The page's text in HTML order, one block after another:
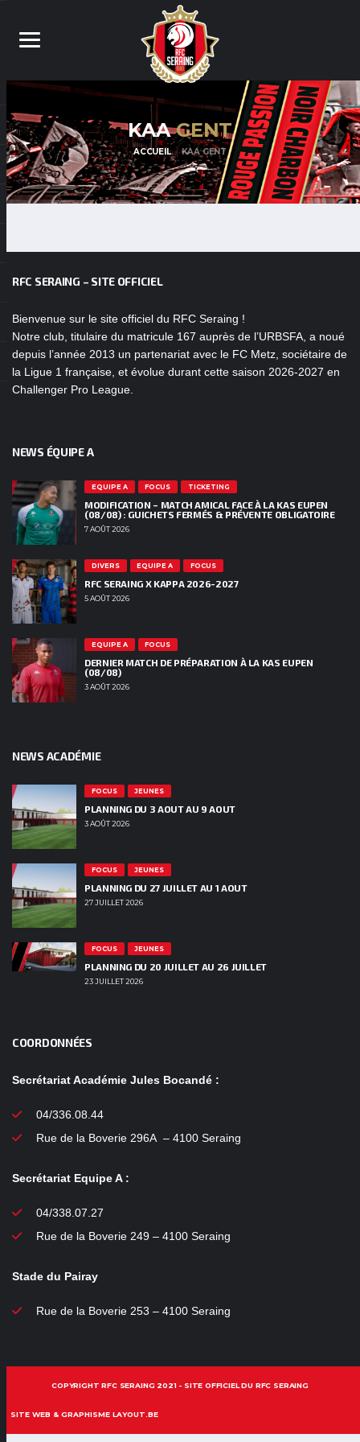
KAAGENT
ACCUEIL KAA GENT
RFC SERAING – SITE OFFICIEL
Bienvenue sur le site officiel du RFC Seraing !
Notre club, titulaire du matricule 167 auprès de l’URBSFA, a noué
depuis l’année 2013 un partenariat avec le FC Metz, sociétaire de
la Ligue 1 française, et évolue durant cette saison 2026-2027 en
Challenger Pro League.
NEWS ÉQUIPE A
EQUIPE A FOCUS TICKETING
MODIFICATION – MATCH AMICAL FACE À LA KAS EUPEN
(08/08) : GUICHETS FERMÉS & PRÉVENTE OBLIGATOIRE
7 AOÛT 2026
DIVERS EQUIPE A FOCUS
RFC SERAING X KAPPA 2026-2027
5 AOÛT 2026
EQUIPE A FOCUS
DERNIER MATCH DE PRÉPARATION À LA KAS EUPEN
(08/08)
3 AOÛT 2026
NEWS ACADÉMIE
FOCUS JEUNES
PLANNING DU 3 AOUT AU 9 AOUT
3 AOÛT 2026
FOCUS JEUNES
PLANNING DU 27 JUILLET AU 1 AOUT
27 JUILLET 2026
FOCUS JEUNES
PLANNING DU 20 JUILLET AU 26 JUILLET
23 JUILLET 2026
COORDONNÉES
Secrétariat Académie Jules Bocandé :
04/336.08.44
Rue de la Boverie 296A – 4100 Seraing
Secrétariat Equipe A :
04/338.07.27
Rue de la Boverie 249 – 4100 Seraing
Stade du Pairay
Rue de la Boverie 253 – 4100 Seraing
COPYRIGHT RFC SERAING 2021 - SITE OFFICIEL DU RFC SERAING
SITE WEB & GRAPHISME LAYOUT.BE